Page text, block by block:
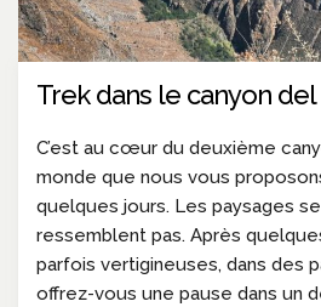
Trek dans le canyon del
C’est au cœur du deuxième
monde que nous vous
quelques jours. Les paysages
ressemblent pas. Après
parfois vertigineuses, dans des
offrez-vous une pause dans un